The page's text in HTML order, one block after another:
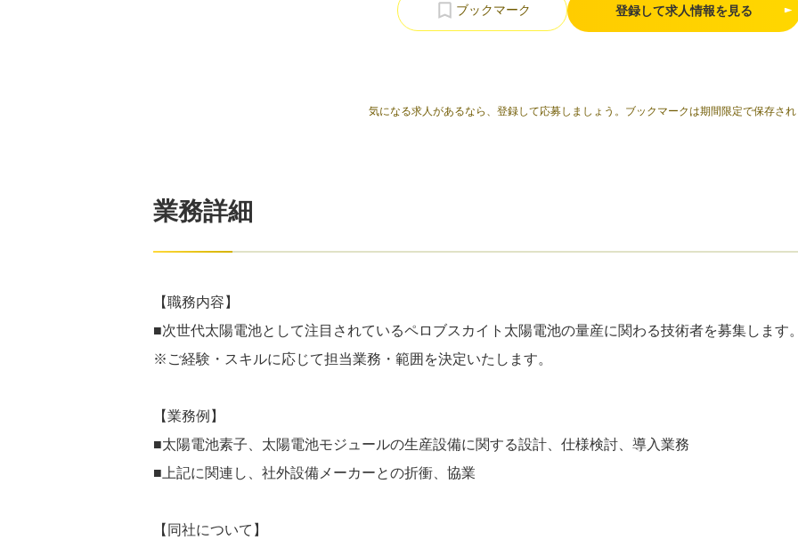
登録して求人情報を見る
気になる求人があるなら、登録して応募しましょう。ブックマークは期間限定で保存さ
業務詳細
【職務内容】
■次世代太陽電池として注目されているペロブスカイト太陽電池の量産に関わる技術者を募集します
※ご経験・スキルに応じて担当業務・範囲を決定いたします。
【業務例】
■太陽電池素子、太陽電池モジュールの生産設備に関する設計、仕様検討、導入業務
■上記に関連し、社外設備メーカーとの折衝、協業
【同社について】